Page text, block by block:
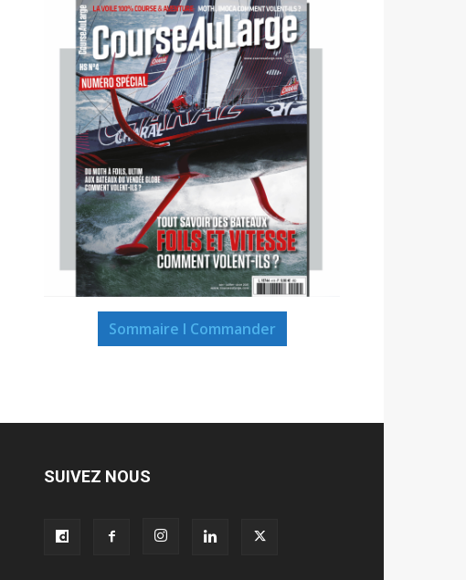
Sommaire I Commander
SUIVEZ NOUS